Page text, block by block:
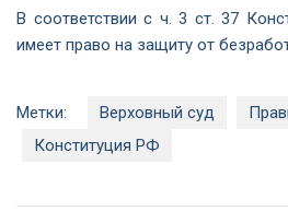
В соответствии с ч. 3 ст. 37
имеет право на защиту от
Метки: Верховный суд
Конституция РФ